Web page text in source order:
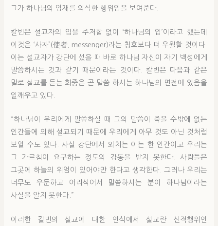
그가 하나님의 임재를 의식한 행위임을 보여준다.
칼빈은 설교자의 입을 주저함 없이 ‘하나님의 입’이라고 했는데
이것은 ‘사자’(使者, messenger)라는 칭호보다 더 우월할 것이다.
이는 설교자가 강단에 섰을 때 바로 하나님 자신이 자기 백성에게
말씀하시는 것과 같기 때문이라는 것이다. 칼빈은 다음과 같은
말로 설교를 듣는 회중은 곧 말씀 하시는 하나님의 면전에 있음을
일깨우고 있다.
“하나님이 우리에게 말씀하실 때 그의 말씀이 죽을 수밖에 없는
인간들에 의해 설교되기 때문에 우리에게 아무 것도 아닌 것처럼
보일 수도 있다. 사실 강단에서 외치는 이는 한 인간이고 우리는
그 가르침이 요구하는 정도의 감동을 받지 못한다. 사람들은
그곳에 하늘의 위엄이 있어야만 한다고 생각한다. 그러나 우리는
너무도 우둔하고 어리석어서 말씀하시는 분이 하나님이라는
사실을 알지 못한다.”
이러한 칼빈의 설교에 대한 인식에서 설교란 신적행위인